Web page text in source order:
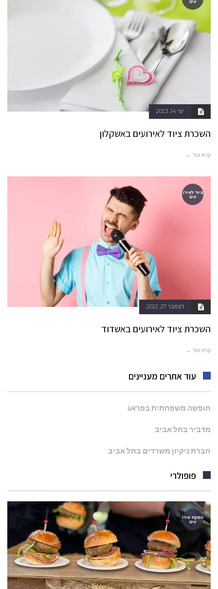
עים
יוני 14, 2023
השכרת ציוד לאירועים באשקלון
קרא עוד ←
ציוד לאירו
עים
דצמבר 27, 2022
השכרת ציוד לאירועים באשדוד
קרא עוד ←
עוד אתרים מעניינים
חופשה משפחתית בפראג
מדביר בתל אביב
חברת ניקיון משרדים בתל אביב
פופולרי
הפקת אירו
עים